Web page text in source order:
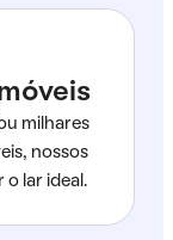
milhares
nossos
o lar ideal.